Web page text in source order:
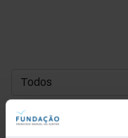
DATA DE INÍCIO